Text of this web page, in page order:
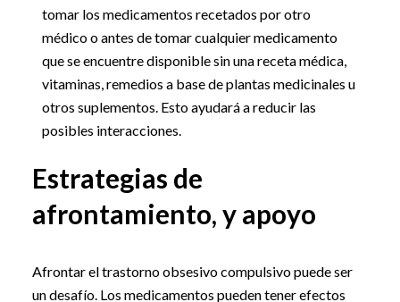
tomar los medicamentos recetados por otro
médico o antes de tomar cualquier medicamento
que se encuentre disponible sin una receta médica,
vitaminas, remedios a base de plantas medicinales u
otros suplementos. Esto ayudará a reducir las
posibles interacciones.
Estrategias de
afrontamiento, y apoyo
Afrontar el trastorno obsesivo compulsivo puede ser
un desafío. Los medicamentos pueden tener efectos